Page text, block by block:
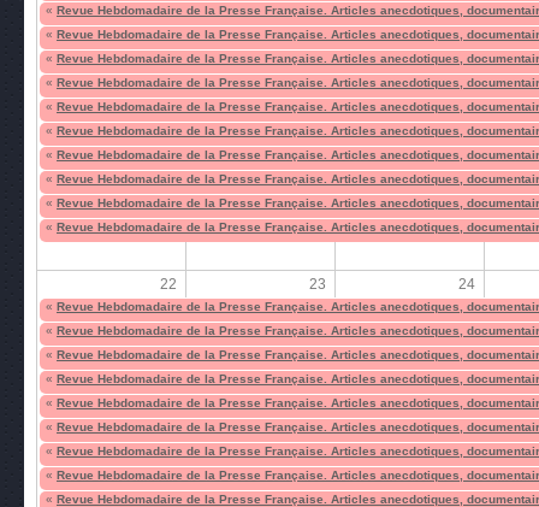
« Revue Hebdomadaire de la Presse Française. Articles anecdotiques,
« Revue Hebdomadaire de la Presse Française. Articles anecdotiques,
« Revue Hebdomadaire de la Presse Française. Articles anecdotiques,
« Revue Hebdomadaire de la Presse Française. Articles anecdotiques,
« Revue Hebdomadaire de la Presse Française. Articles anecdotiques,
« Revue Hebdomadaire de la Presse Française. Articles anecdotiques,
« Revue Hebdomadaire de la Presse Française. Articles anecdotiques,
« Revue Hebdomadaire de la Presse Française. Articles anecdotiques,
« Revue Hebdomadaire de la Presse Française. Articles anecdotiques,
« Revue Hebdomadaire de la Presse Française. Articles anecdotiques,
22 23 24
« Revue Hebdomadaire de la Presse Française. Articles anecdotiques,
« Revue Hebdomadaire de la Presse Française. Articles anecdotiques,
« Revue Hebdomadaire de la Presse Française. Articles anecdotiques,
« Revue Hebdomadaire de la Presse Française. Articles anecdotiques,
« Revue Hebdomadaire de la Presse Française. Articles anecdotiques,
« Revue Hebdomadaire de la Presse Française. Articles anecdotiques,
« Revue Hebdomadaire de la Presse Française. Articles anecdotiques,
« Revue Hebdomadaire de la Presse Française. Articles anecdotiques,
« Revue Hebdomadaire de la Presse Française. Articles anecdotiques,